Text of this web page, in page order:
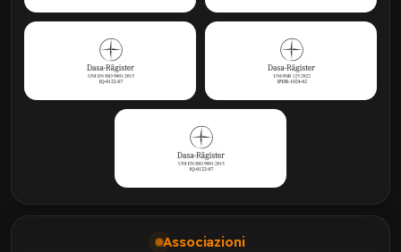
Associazioni